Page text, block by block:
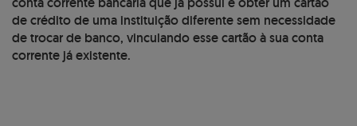
de crédito de uma instituição diferente sem necessidade
de trocar de banco, vinculando esse cartão à sua conta
corrente já existente.